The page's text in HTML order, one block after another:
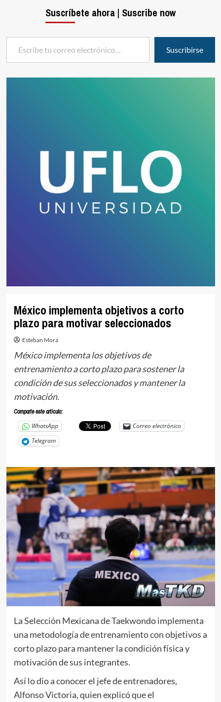
México implementa objetivos a corto
plazo para motivar seleccionados
Esteban Mora
México implementa los objetivos de
entrenamiento a corto plazo para sostener la
condición de sus seleccionados y mantener la
motivación.
Comparte este articulo:
WhatsApp
Correo electrónico
Telegram
La Selección Mexicana de Taekwondo implementa
una metodología de entrenamiento con objetivos a
corto plazo para mantener la condición física y
motivación de sus integrantes.
Así lo dio a conocer el jefe de entrenadores,
Alfonso Victoria, quien explicó que el
Suscríbete ahora | Suscribe now
Escribe tu correo electrónico…
Suscribirse